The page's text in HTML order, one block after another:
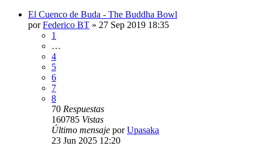
El Cuenco de Buda - The Buddha Bowl
porFederico BT » 27 Sep 2019 18:35
1
…
4
5
6
7
8
70 Respuestas
160785 Vistas
Último mensaje porUpasaka
23 Jun 2025 12:20